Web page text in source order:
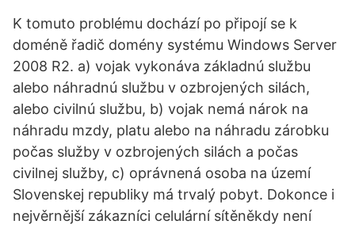
K tomuto problému dochází po připojí se k
doméně řadič domény systému Windows Server
2008 R2. a) vojak vykonáva základnú službu
alebo náhradnú službu v ozbrojených silách,
alebo civilnú službu, b) vojak nemá nárok na
náhradu mzdy, platu alebo na náhradu zárobku
počas služby v ozbrojených silách a počas
civilnej služby, c) oprávnená osoba na území
Slovenskej republiky má trvalý pobyt. Dokonce i
nejvěrnější zákazníci celulární sítěněkdy není